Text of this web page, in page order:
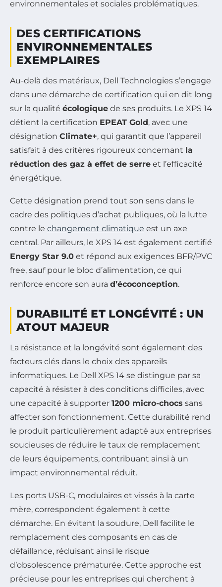
environnementales et sociales problématiques.
DES CERTIFICATIONS
ENVIRONNEMENTALES
EXEMPLAIRES
Au-delà des matériaux, Dell Technologies s’engage
dans une démarche de certification qui en dit long
sur la qualité écologique de ses produits. Le XPS 14
détient la certification EPEAT Gold, avec une
désignation Climate+, qui garantit que l’appareil
satisfait à des critères rigoureux concernant la
réduction des gaz à effet de serre et l’efficacité
énergétique.
Cette désignation prend tout son sens dans le
cadre des politiques d’achat publiques, où la lutte
contre le changement climatique est un axe
central. Par ailleurs, le XPS 14 est également certifié
Energy Star 9.0 et répond aux exigences BFR/PVC
free, sauf pour le bloc d’alimentation, ce qui
renforce encore son aura d’écoconception.
DURABILITÉ ET LONGÉVITÉ : UN
ATOUT MAJEUR
La résistance et la longévité sont également des
facteurs clés dans le choix des appareils
informatiques. Le Dell XPS 14 se distingue par sa
capacité à résister à des conditions difficiles, avec
une capacité à supporter 1200 micro-chocs sans
affecter son fonctionnement. Cette durabilité rend
le produit particulièrement adapté aux entreprises
soucieuses de réduire le taux de remplacement
de leurs équipements, contribuant ainsi à un
impact environnemental réduit.
Les ports USB-C, modulaires et vissés à la carte
mère, correspondent également à cette
démarche. En évitant la soudure, Dell facilite le
remplacement des composants en cas de
défaillance, réduisant ainsi le risque
d’obsolescence prématurée. Cette approche est
précieuse pour les entreprises qui cherchent à